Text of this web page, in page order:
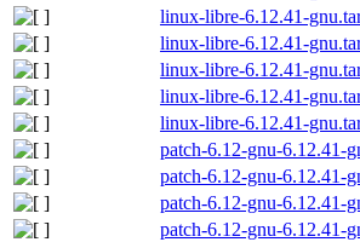
linux-libre-6.12.41-
linux-libre-6.12.41-
linux-libre-6.12.41-
linux-libre-6.12.41-
linux-libre-6.12.41-
patch-6.12-gnu-6.12.41-
patch-6.12-gnu-6.12.41-
patch-6.12-gnu-6.12.41-
patch-6.12-gnu-6.12.41-